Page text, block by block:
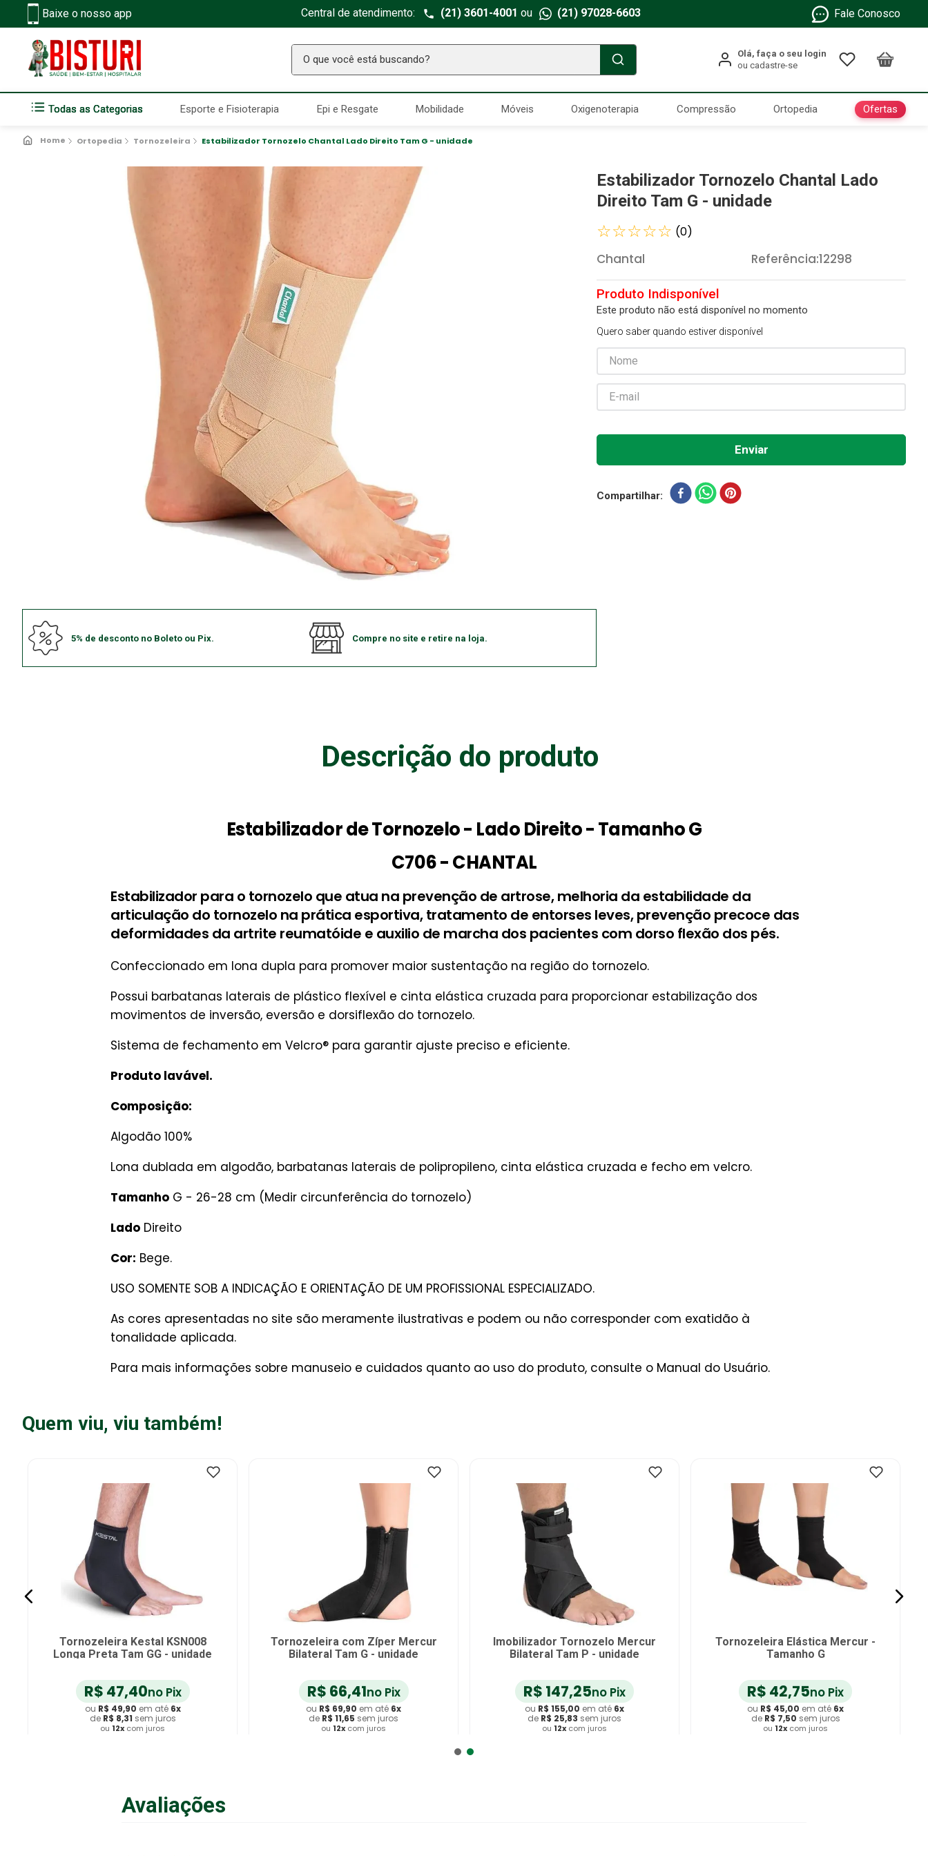
Baixe o nosso app Central de atendimento: (21) 3601-4001 ou (21) 97028-6603 Fale Conosco
O que você está buscando?
Todas as Categorias Esporte e Fisioterapia Epi e Resgate Mobilidade Móveis Oxigenoterapia Compressão Ortopedia Ofertas
Ortopedia Tornozeleira Estabilizador Tornozelo Chantal Lado Direito Tam G - unidade
5% de desconto no Boleto ou Pix. Compre no site e retire na loja.
Estabilizador Tornozelo Chantal Lado
Direito Tam G - unidade
☆☆☆☆☆ (0)
Chantal Referência:12298
Este produto não está disponível no momento
Quero saber quando estiver disponível
Compartilhar
Descrição do produto
Estabilizador de Tornozelo - Lado Direito - Tamanho G
C706 - CHANTAL
Estabilizador para o tornozelo que atua na prevenção de artrose, melhoria da estabilidade da
articulação do tornozelo na prática esportiva, tratamento de entorses leves, prevenção precoce das
deformidades da artrite reumatóide e auxilio de marcha dos pacientes com dorso flexão dos pés.
Confeccionado em lona dupla para promover maior sustentação na região do tornozelo.
Possui barbatanas laterais de plástico flexível e cinta elástica cruzada para proporcionar estabilização dos
movimentos de inversão, eversão e dorsiflexão do tornozelo.
Sistema de fechamento em Velcro® para garantir ajuste preciso e eficiente.
Produto lavável.
Composição:
Algodão 100%
Lona dublada em algodão, barbatanas laterais de polipropileno, cinta elástica cruzada e fecho em velcro.
Tamanho G - 26-28 cm (Medir circunferência do tornozelo)
Lado Direito
Cor: Bege.
USO SOMENTE SOB A INDICAÇÃO E ORIENTAÇÃO DE UM PROFISSIONAL ESPECIALIZADO.
As cores apresentadas no site são meramente ilustrativas e podem ou não corresponder com exatidão à
tonalidade aplicada.
Para mais informações sobre manuseio e cuidados quanto ao uso do produto, consulte o Manual do Usuário.
Quem viu, viu também!
Tornozeleira Kestal KSN008
Longa Preta Tam GG - unidade
R$ 47,40no Pix
ou R$ 49,90 em até 6x
de R$ 8,31 sem juros
ou 12x com juros
Tornozeleira com Zíper Mercur
Bilateral Tam G - unidade
R$ 66,41no Pix
ou R$ 69,90 em até 6x
de R$ 11,65 sem juros
ou 12x com juros
Imobilizador Tornozelo Mercur
Bilateral Tam P - unidade
R$ 147,25no Pix
ou R$ 155,00 em até 6x
de R$ 25,83 sem juros
ou 12x com juros
Tornozeleira Elástica Mercur -
Tamanho G
R$ 42,75no Pix
ou R$ 45,00 em até 6x
de R$ 7,50 sem juros
ou 12x com juros
Avaliações
TERMOS MAIS BUSCADOS
Seringa Insulina
2º Fralda Geriatrica
3º
Estetoscopio Littmann
Littmann
Absorvente Geriatrico
7º Gaze Esteril
8º Aparelho Pressão
9 Cadeira Banho
10 º Gaze